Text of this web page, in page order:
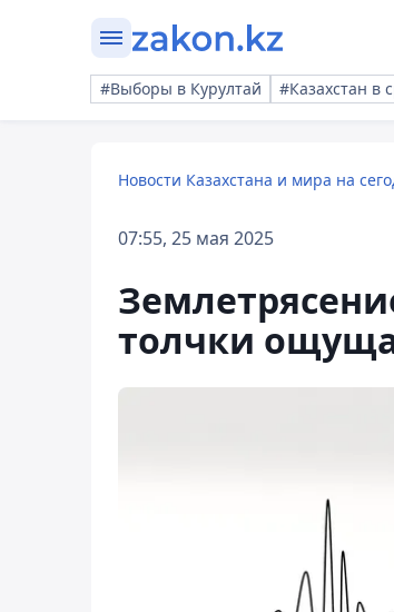
#Выборы в Курултай #Казахстан в
Новости Казахстана и мира на
07:55, 25 мая 2025
толчки